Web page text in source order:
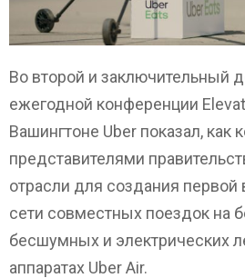
Во второй и заключительный
ежегодной конференции
Вашингтоне Uber показал, как
представителями
отрасли для создания
сети совместных поездок на
бесшумных и электрических
аппаратах Uber Air.